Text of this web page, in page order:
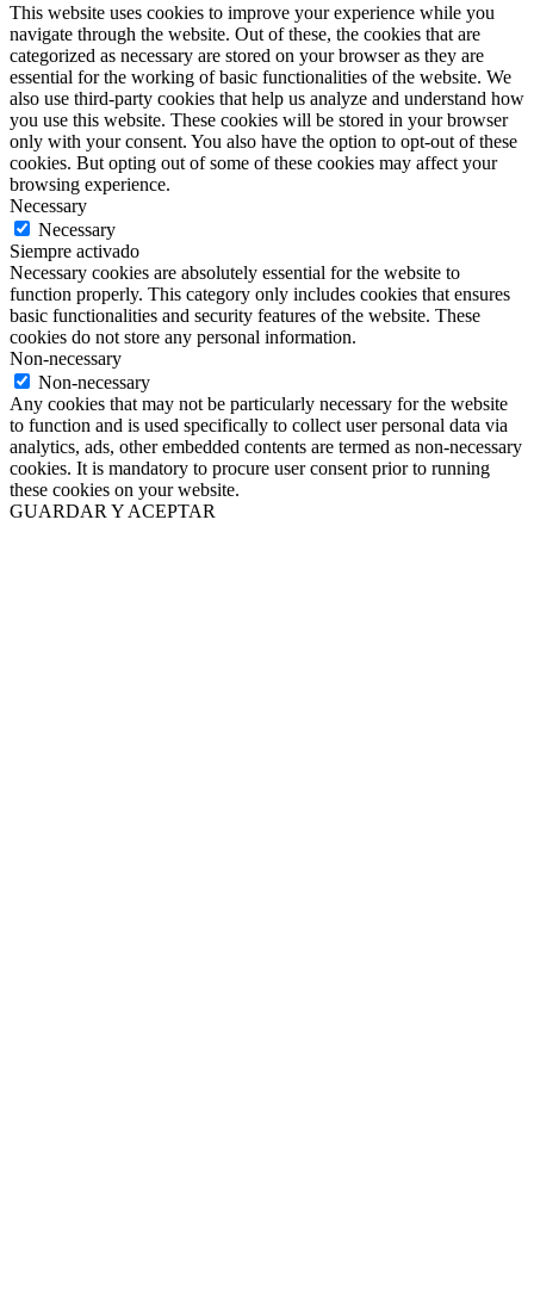
This website uses cookies to improve your experience while you
navigate through the website. Out of these, the cookies that are
categorized as necessary are stored on your browser as they are
essential for the working of basic functionalities of the website. We
also use third-party cookies that help us analyze and understand how
you use this website. These cookies will be stored in your browser
only with your consent. You also have the option to opt-out of these
cookies. But opting out of some of these cookies may affect your
browsing experience.
Necessary
Necessary
Siempre activado
Necessary cookies are absolutely essential for the website to
function properly. This category only includes cookies that ensures
basic functionalities and security features of the website. These
cookies do not store any personal information.
Non-necessary
Non-necessary
Any cookies that may not be particularly necessary for the website
to function and is used specifically to collect user personal data via
analytics, ads, other embedded contents are termed as non-necessary
cookies. It is mandatory to procure user consent prior to running
these cookies on your website.
GUARDAR Y ACEPTAR